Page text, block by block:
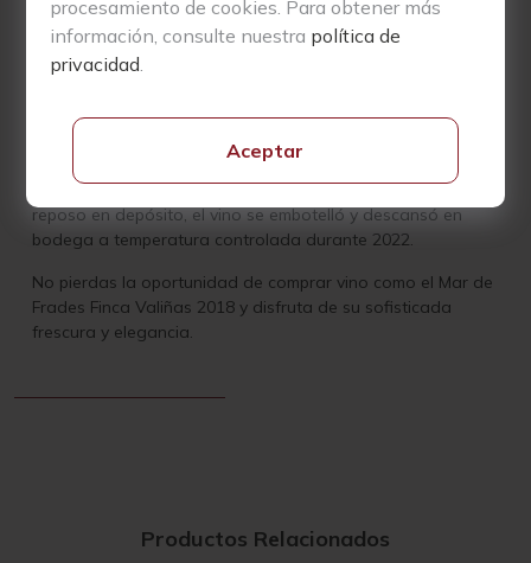
procesamiento de cookies. Para obtener más
información, consulte nuestra política de
privacidad
Aceptar
depósitos de acero inoxidable con levaduras autóctonas
durante 16 días a 17,5ºC. Tras la fermentación, el vino
reposa sobre lías finas durante el primer año con mínima
Durante 2020 y 2021, se trabajaron las lías mediante
batonnage, realizándolo cada quince días el primer año y
una vez al mes el segundo año. Después de un tiempo de
reposo en depósito, el vino se embotelló y descansó en
bodega a temperatura controlada durante 2022.
No pierdas la oportunidad de comprar vino como el Mar de
Frades Finca Valiñas 2018 y disfruta de su sofisticada
frescura y elegancia.
Productos Relacionados